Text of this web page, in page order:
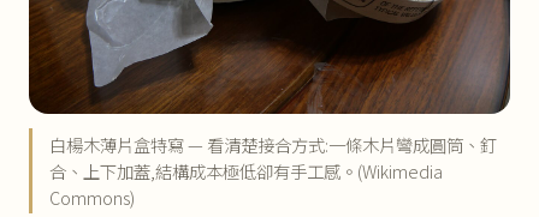
白楊木薄片盒特寫 — 看清楚接合方式:一條木片彎成圓筒、釘
合、上下加蓋,結構成本極低卻有手工感。(Wikimedia
Commons)